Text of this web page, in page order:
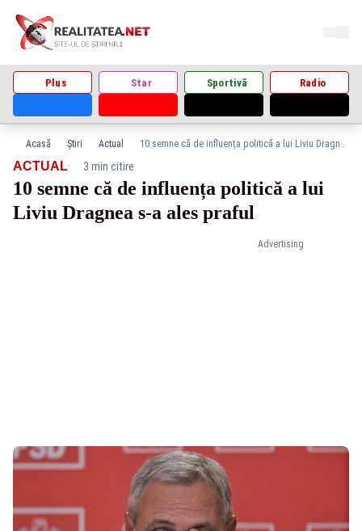
Plus Star Sportivă Radio
Acasă Știri Actual 10 semne că de influența politică a lui Liviu Dragnea s-a ales praful
Advertising
ACTUAL· 3 min citire
10 semne că de influența politică a lui
Liviu Dragnea s-a ales praful